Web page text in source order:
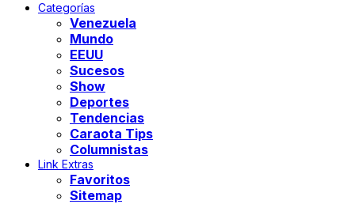
Categorías
Venezuela
Mundo
EEUU
Sucesos
Show
Deportes
Tendencias
Caraota Tips
Columnistas
Link Extras
Favoritos
Sitemap